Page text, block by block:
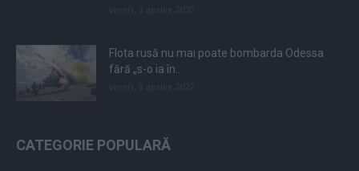
Flota rusă nu mai poate bombarda Odessa
fără „s-o ia în...
CATEGORIE POPULARĂ